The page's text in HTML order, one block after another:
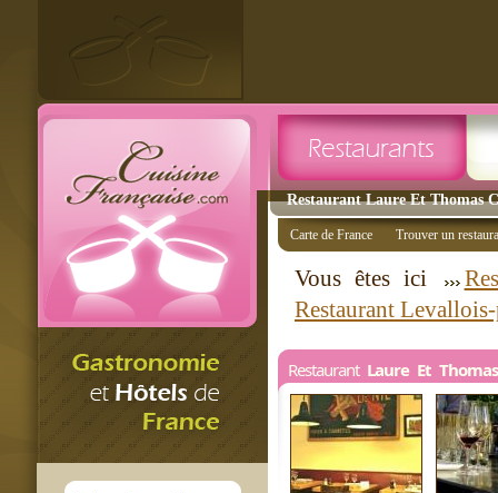
Restaurant Laure Et Thomas
Carte de France Trouver un
Vous êtes ici
Restaurant
Restaurant Laure Et